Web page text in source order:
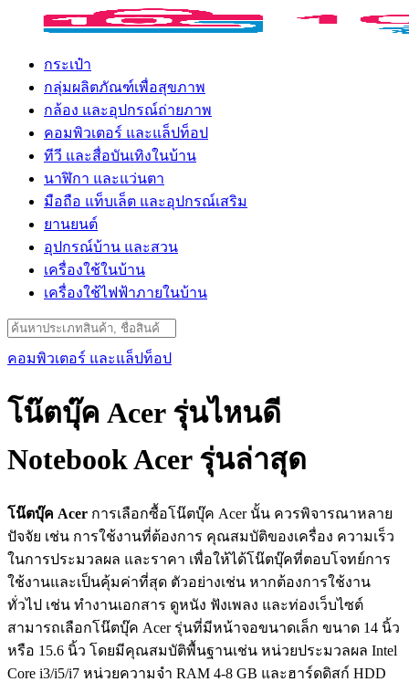
กระเป๋า
กลุ่มผลิตภัณฑ์เพื่อสุขภาพ
กล้อง และอุปกรณ์ถ่ายภาพ
คอมพิวเตอร์ และแล็ปท็อป
ทีวี และสื่อบันเทิงในบ้าน
นาฬิกา และแว่นตา
มือถือ แท็บเล็ต และอุปกรณ์เสริม
ยานยนต์
อุปกรณ์บ้าน และสวน
เครื่องใช้ในบ้าน
เครื่องใช้ไฟฟ้าภายในบ้าน
Search
for:
คอมพิวเตอร์ และแล็ปท็อป
โน๊ตบุ๊ค Acer รุ่นไหนดี
Notebook Acer รุ่นล่าสุด
โน๊ตบุ๊ค Acer การเลือกซื้อโน๊ตบุ๊ค Acer นั้น ควรพิจารณาหลาย
ปัจจัย เช่น การใช้งานที่ต้องการ คุณสมบัติของเครื่อง ความเร็ว
ในการประมวลผล และราคา เพื่อให้ได้โน๊ตบุ๊คที่ตอบโจทย์การ
ใช้งานและเป็นคุ้มค่าที่สุด ตัวอย่างเช่น หากต้องการใช้งาน
ทั่วไป เช่น ทำงานเอกสาร ดูหนัง ฟังเพลง และท่องเว็บไซต์
สามารถเลือกโน๊ตบุ๊ค Acer รุ่นที่มีหน้าจอขนาดเล็ก ขนาด 14 นิ้ว
หรือ 15.6 นิ้ว โดยมีคุณสมบัติพื้นฐานเช่น หน่วยประมวลผล Intel
Core i3/i5/i7 หน่วยความจำ RAM 4-8 GB และฮาร์ดดิสก์ HDD